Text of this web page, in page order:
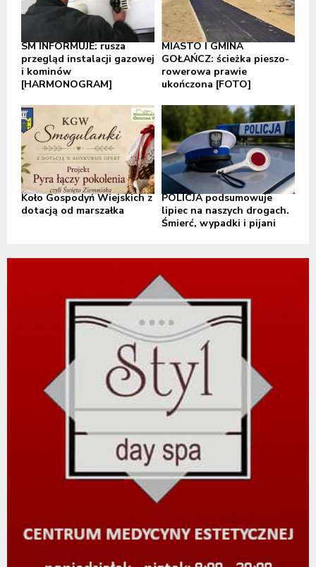
SM INFORMUJE: rusza
przegląd instalacji gazowej
i kominów
[HARMONOGRAM]
MIASTO I GMINA
GOŁAŃCZ: ścieżka pieszo-
rowerowa prawie
ukończona [FOTO]
Koło Gospodyń Wiejskich z
dotacją od marszałka
POLICJA podsumowuje
lipiec na naszych drogach.
Śmierć, wypadki i pijani